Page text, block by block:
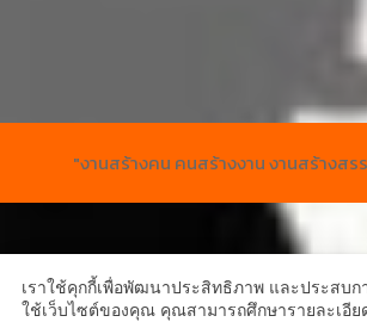
"งานสร้างคน คนสร้างงาน งานสร้างส
เราใช้คุกกี้เพื่อพัฒนาประสิทธิภาพ และประสบ
ใช้เว็บไซต์ของคุณ คุณสามารถศึกษารายละเอีย